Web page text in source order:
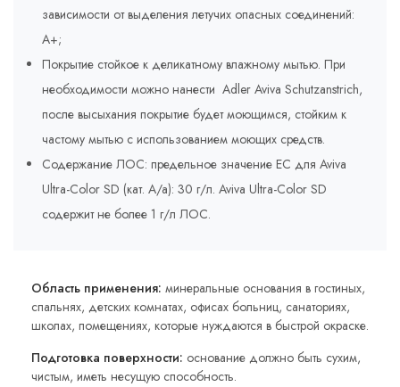
зависимости от выделения летучих опасных соединений:
A+;
Покрытие стойкое к деликатному влажному мытью. При
необходимости можно нанести Adler Aviva Schutzanstrich,
после высыхания покрытие будет моющимся, стойким к
частому мытью с использованием моющих средств.
Содержание ЛОС: предельное значение ЕС для Aviva
Ultra-Color SD (кат. A/a): 30 г/л. Aviva Ultra-Color SD
содержит не более 1 г/л ЛОС.
Область применения: минеральные основания в гостиных,
спальнях, детских комнатах, офисах больниц, санаториях,
школах, помещениях, которые нуждаются в быстрой окраске.
Подготовка поверхности: основание должно быть сухим,
чистым, иметь несущую способность.